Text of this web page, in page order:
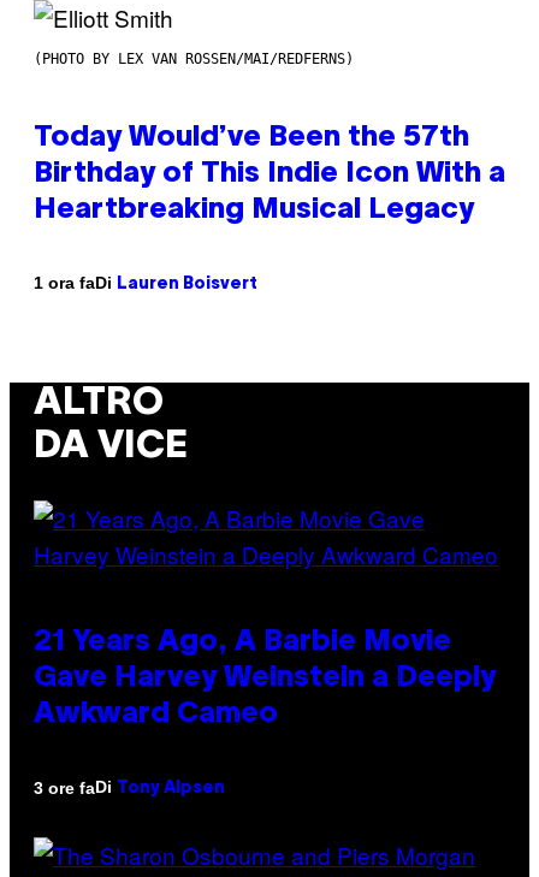
(PHOTO BY LEX VAN ROSSEN/MAI/REDFERNS)
Today Would’ve Been the 57th
Birthday of This Indie Icon With a
Heartbreaking Musical Legacy
1 ora faDi Lauren Boisvert
ALTRO
DA VICE
21 Years Ago, A Barbie Movie
Gave Harvey Weinstein a Deeply
Awkward Cameo
3 ore faDi Tony Alpsen